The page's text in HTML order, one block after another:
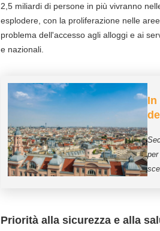
2,5 miliardi di persone in più vivranno
esplodere, con la proliferazione nelle
problema dell'accesso agli alloggi e ai
e nazionali.
In
per
Priorità alla sicurezza e alla